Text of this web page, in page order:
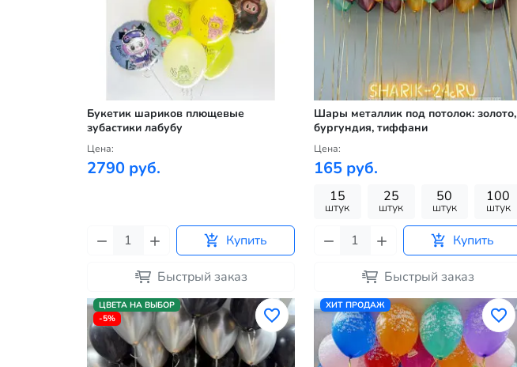
Букетик шариков плющевые
зубастики лабубу
Цена:
2790 руб.
Купить
Быстрый заказ
Шары металлик под потолок: золото,
бургундия, тиффани
Цена:
165 руб.
15
штук
25
штук
50
штук
100
штук
Купить
Быстрый заказ
ЦВЕТА НА ВЫБОР
-5%
ХИТ ПРОДАЖ